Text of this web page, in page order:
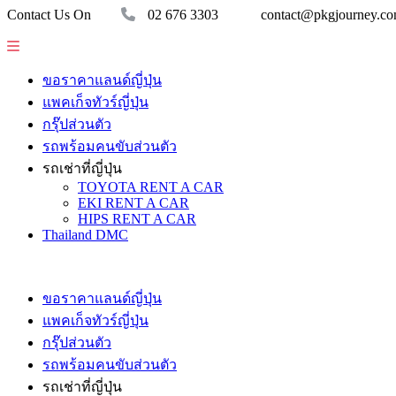
Contact Us On 02 676 3303
ขอราคาแลนด์ญี่ปุ่น
แพคเก็จทัวร์ญี่ปุ่น
กรุ๊ปส่วนตัว
รถพร้อมคนขับส่วนตัว
รถเช่าที่ญี่ปุ่น
TOYOTA RENT A CAR
EKI RENT A CAR
HIPS RENT A CAR
Thailand DMC
ขอราคาแลนด์ญี่ปุ่น
แพคเก็จทัวร์ญี่ปุ่น
กรุ๊ปส่วนตัว
รถพร้อมคนขับส่วนตัว
รถเช่าที่ญี่ปุ่น